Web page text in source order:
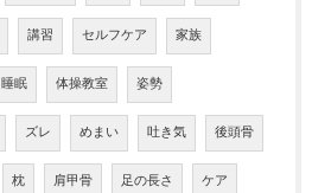
講習 セルフケア 家族
睡眠 体操教室 姿勢
ズレ めまい 吐き気 後頭骨
枕 肩甲骨 足の長さ ケア